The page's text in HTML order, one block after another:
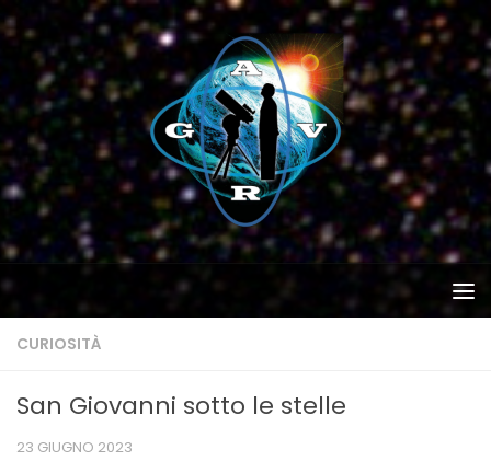
Salta al contenuto
CURIOSITÀ
San Giovanni sotto le stelle
23 GIUGNO 2023